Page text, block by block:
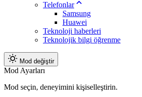
Telefonlar
Samsung
Huawei
Teknoloji haberleri
Teknolojik bilgi öğrenme
Mod değiştir
Mod Ayarları
Mod seçin, deneyimini kişiselleştirin.